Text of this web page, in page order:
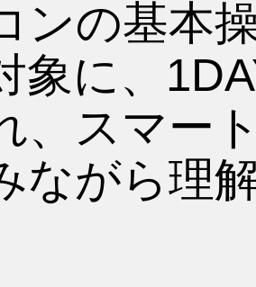
ンの基本
象に、
、スマー
ながら理